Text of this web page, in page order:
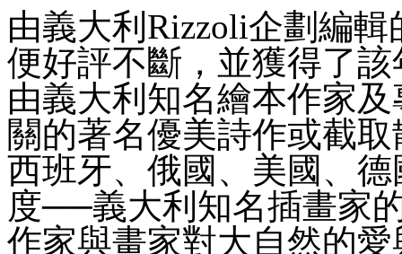
由義大利Rizzoli企劃編
便好評不斷，並獲得了
由義大利知名繪本作家
關的著名優美詩作或截
西班牙、俄國、美國、
度──義大利知名插畫家
作家與畫家對大自然的